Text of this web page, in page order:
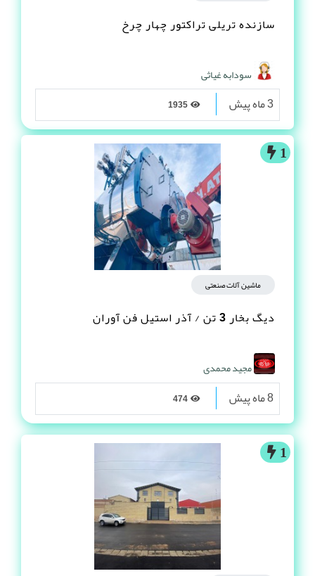
سازنده تریلی تراکتور چهار چرخ
سودابه غیاثی
3 ماه پیش
1
ماشین آلات صنعتی
دیگ بخار 3 تن / آذر استیل فن آوران
مجید محمدی
8 ماه پیش
1